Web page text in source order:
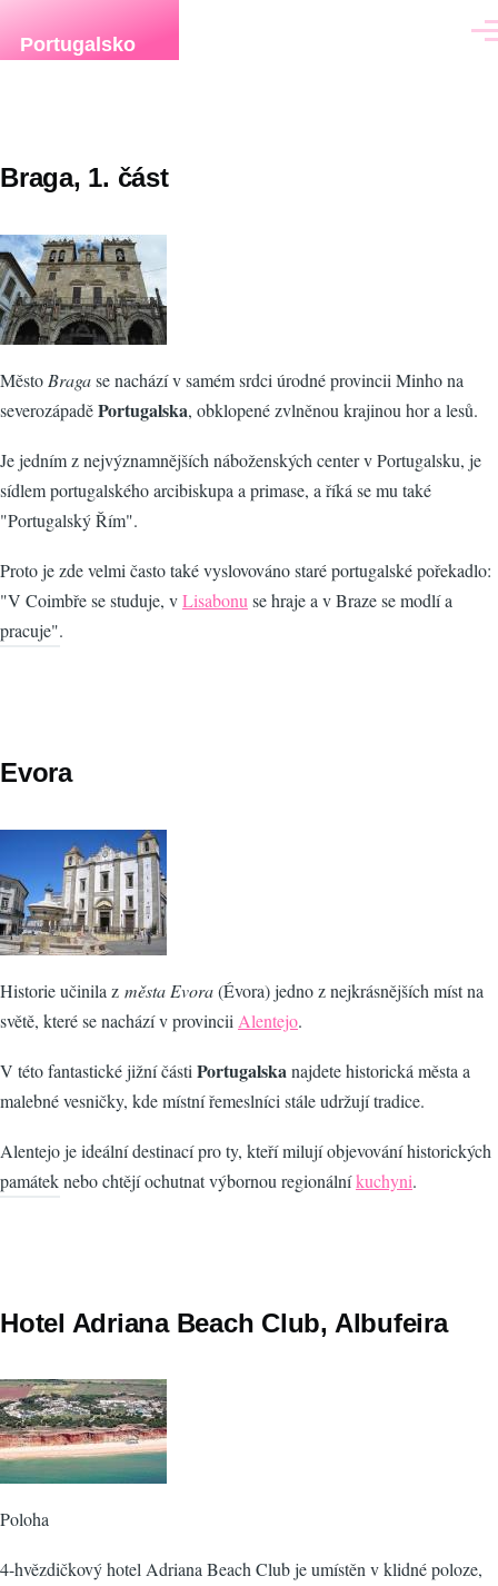
Portugalsko
Braga, 1. část
Město Bragase nachází v samém srdci úrodné provincii Minho na
severozápaděPortugalska, obklopené zvlněnou krajinou hor a lesů.
Je jedním z nejvýznamnějších náboženských center v Portugalsku, je
sídlem portugalského arcibiskupa a primase, a říká se mu také
"Portugalský Řím".
Proto je zde velmi často také vyslovováno staré portugalské pořekadlo:
"V Coimbře se studuje, vLisabonu se hraje a v Braze se modlí a
pracuje".
Evora
Historie učinila z města Evora(Évora) jedno z nejkrásnějších míst na
světě, které se nachází v provincii Alentejo.
V této fantastické jižní části Portugalskanajdete historická města a
malebné vesničky, kde místní řemeslníci stále udržují tradice.
Alentejo je ideální destinací pro ty, kteří milují objevování historických
památek nebo chtějí ochutnat výbornou regionálníkuchyni.
Hotel Adriana Beach Club, Albufeira
Poloha
4-hvězdičkový hotel Adriana Beach Club je umístěn v klidné poloze,